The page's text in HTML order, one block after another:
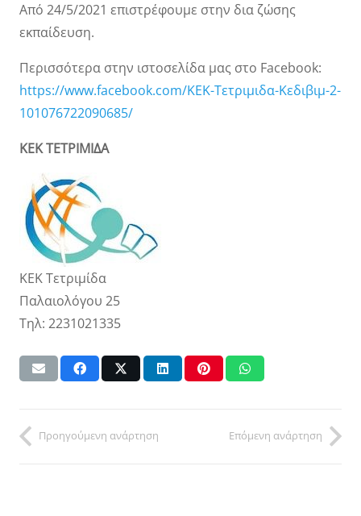
Από 24/5/2021 επιστρέφουμε στην δια ζώσης
εκπαίδευση.
Περισσότερα στην ιστοσελίδα μας στο Facebook:
https://www.facebook.com/ΚΕΚ-Τετριμιδα-Κεδιβιμ-2-
101076722090685/
ΚΕΚ ΤΕΤΡΙΜΙΔΑ
ΚΕΚ Τετριμίδα
Παλαιολόγου 25
Τηλ: 2231021335
Προηγούμενη ανάρτηση Επόμενη ανάρτηση